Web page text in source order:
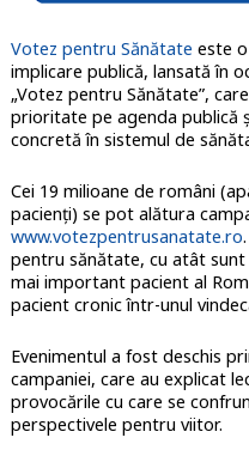
Votez pentru Sănătate este
implicare publică, lansată în
„Votez pentru Sănătate”,
prioritate pe agenda publică
concretă în sistemul de
Cei 19 milioane de români
pacienți) se pot alătura
www.votezpentrusanatate.ro
pentru sănătate, cu atât sunt
mai important pacient al
pacient cronic într-unul
Evenimentul a fost deschis
campaniei, care au explicat
provocările cu care se
perspectivele pentru viitor.